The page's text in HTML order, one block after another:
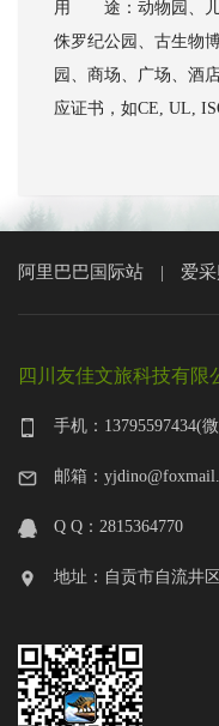
用 途：动物园、儿
侏罗纪公园、古生物
园、商场、广场、酒
应证书，如CE, UL,
阿里巴巴国际站 爱
四川友佳文旅科技有限
手机：13795597434(
邮箱：
Q Q：2815364770
地址：自贡市自流井